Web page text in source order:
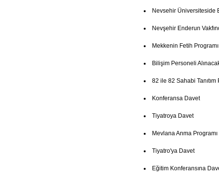
Nevsehir Üniversiteside
Nevşehir Enderun
Mekkenin Fetih Programı
Bilişim Personeli
82 ile 82 Sahabi Tanıtım
Konferansa Davet
Tiyatroya Davet
Mevlana Anma Programı
Tiyatro'ya Davet
Eğitim Konferansına